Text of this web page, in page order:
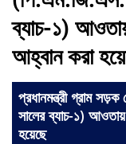
ব্যাচ-১)
আহ্বান করা
প্রধানমন্ত্রী গ্রাম
সালের ব্যাচ-১)
হয়েছে